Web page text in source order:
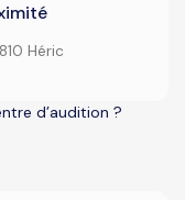
Héric
d’audition ?